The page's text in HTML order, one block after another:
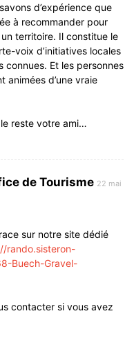
d’expérience que
à recommander pour
territoire. Il constitue le
voix d’initiatives locales
connues. Et les personnes
animées d’une vraie
reste votre ami…
de Tourisme 22 mai
sur notre site dédié
rando.sisteron-
Buech-Gravel-
contacter si vous avez